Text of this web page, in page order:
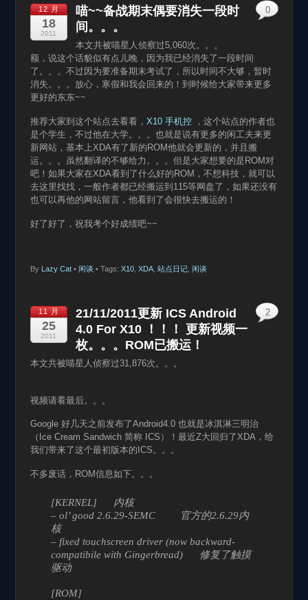
12 月
18
2011
喵~~备战期末偶要消失一段时
间。。。
本文共被喵星人侦察过5,060次。。。
额，说这个话貌似有点儿晚，因为我已经消失了一段时间
了。。。不过因为要准备期末考试了，所以时间不大够，暂时
消失。。。放心，寒假和我会回来的！到时候给大家带来更多
更好的东东~~
推荐大家到这个站点去看看， X10 手机控，这个站点的作者也
是个学生，不过他在大学。。。也就是说有更多的闲工夫来更
新网站，基本上XDA有了新的ROM他就会更新的，并且搬
运。。。虽然翻译的不够给力。。。但是大家想要的是ROM对
吧！如果大家在XDA看到了什么好的ROM，不想科技，就可以
去这里找找，一般作者都已经搬运到115等网盘了，如果还没有
也可以再他的网站留言，他看到了会很快去搬运的！
好了好了，祝我考个好成绩吧~~
By Lazy Cat• 闲谈
0
• Tags: X10, XDA, 站点日记, 闲谈
11 月
25
2011
21/11/2011更新 ICS Android
4.0 For X10 ！！！ 更新视频一
枚。。。ROM已搬运！
本文共被喵星人侦察过31,876次。。。
视频请看最后。。。
Google 好几天之前发布了Android4.0 也就是冰淇淋三明治
（Ice Cream Sandwich 简称 ICS）！最近Z大回归了XDA，给
我们带来了这个最初版本的ICS。。。
不多废话，ROM信息如下。。。
[KERNEL] 内核
– ol’ good 2.6.29-SEMC 官方的2.6.29内
核
– fixed touchscreen driver (now backward-
compatibile with Gingerbread) 修复了触摸
驱动
[ROM]
2